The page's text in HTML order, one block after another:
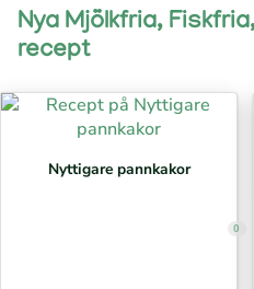
Nya Mjölkfria,
recept
0
Nyttigare pannkakor